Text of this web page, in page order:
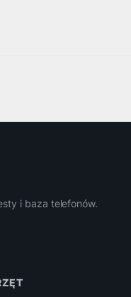
i baza telefonów.